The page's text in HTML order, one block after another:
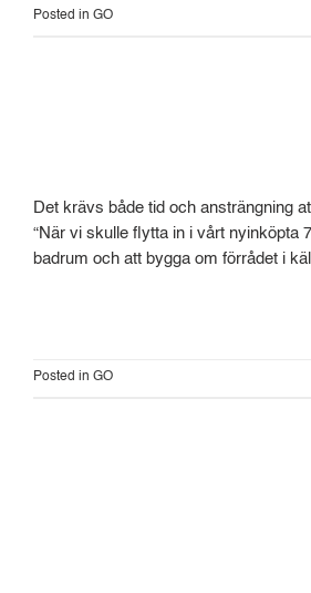
Posted in GO
Det krävs både tid och ansträngning
“När vi skulle flytta in i vårt nyinköpta
badrum och att bygga om förrådet i
Posted in GO